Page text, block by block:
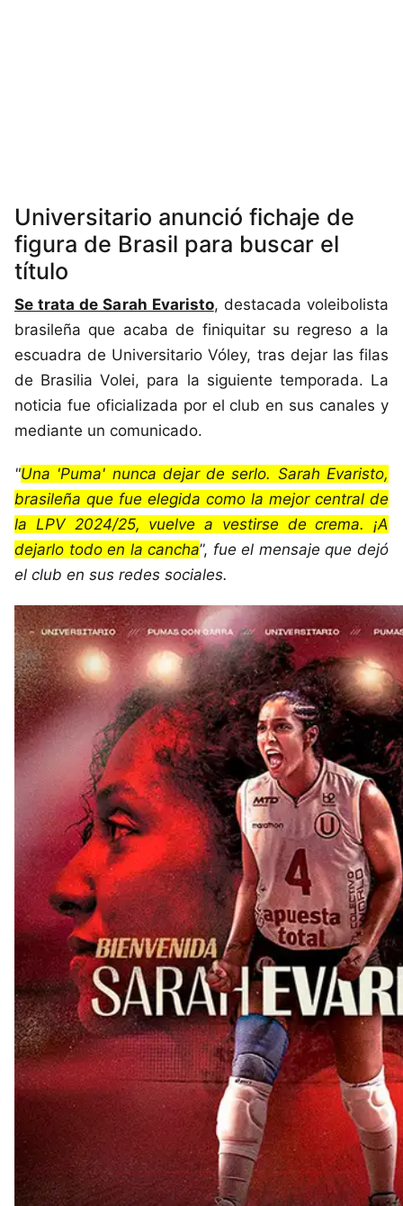
Universitario anunció fichaje de
figura de Brasil para buscar el
título
Se trata de Sarah Evaristo, destacada voleibolista
brasileña que acaba de finiquitar su regreso a la
escuadra de Universitario Vóley, tras dejar las filas
de Brasilia Volei, para la siguiente temporada. La
noticia fue oficializada por el club en sus canales y
mediante un comunicado.
"Una 'Puma' nunca dejar de serlo. Sarah Evaristo,
brasileña que fue elegida como la mejor central de
la LPV 2024/25, vuelve a vestirse de crema. ¡A
dejarlo todo en la cancha”, fue el mensaje que dejó
el club en sus redes sociales.